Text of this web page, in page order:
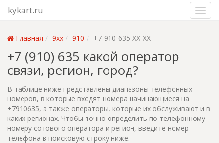
kykart.ru
Главная 9xx 910 +7-910-635-XX-XX
+7 (910) 635 какой оператор
связи, регион, город?
В таблице ниже представлены диапазоны телефонных
номеров, в которые входят номера начинающиеся на
+7910635, а также операторы, которые их обслуживают и в
каких регионах. Чтобы точно определить по телефонному
номеру сотового оператора и регион, введите номер
телефона в поисковую строку ниже.